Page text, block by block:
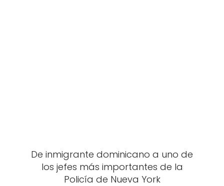
De inmigrante dominicano a uno de
los jefes más importantes de la
Policía de Nueva York